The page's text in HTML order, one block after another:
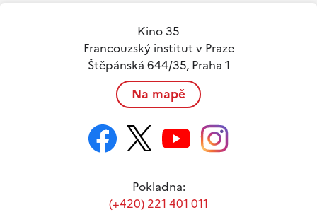
Kino 35
Francouzský institut v Praze
Štěpánská 644/35, Praha 1
Na mapě
Pokladna:
(+420) 221 401 011